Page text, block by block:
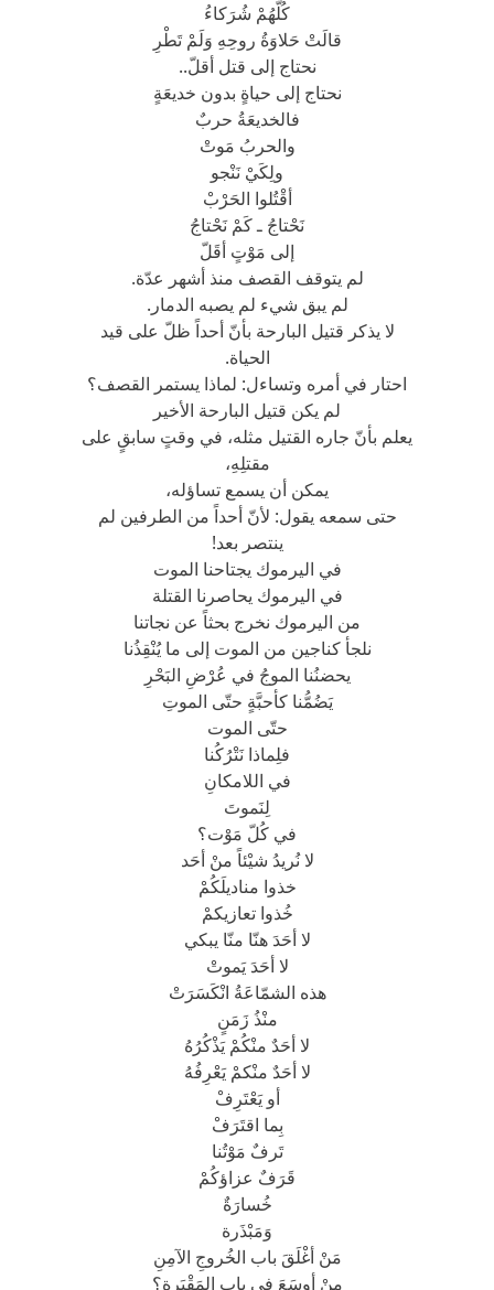
كُلُّهُمْ شُرَكاءُ
قالَتْ حَلاوَةُ روحِهِ وَلَمْ تَطْرِ
نحتاج إلى قتل أقلّ..
نحتاج إلى حياةٍ بدون خديعَةٍ
فالخديعَةُ حربٌ
والحربُ مَوتْ
ولِكَيْ نَنْجو
أقْتُلوا الحَرْبْ
نَحْتاجُ ـ كَمْ نَحْتاجُ
إلى مَوْتٍ أقَلّ
لم يتوقف القصف منذ أشهر عدّة.
لم يبق شيء لم يصبه الدمار.
لا يذكر قتيل البارحة بأنّ أحداً ظلّ على قيد
الحياة.
احتار في أمره وتساءل: لماذا يستمر القصف؟
لم يكن قتيل البارحة الأخير
يعلم بأنّ جاره القتيل مثله، في وقتٍ سابقٍ على
مقتلِهِ،
يمكن أن يسمع تساؤله،
حتى سمعه يقول: لأنّ أحداً من الطرفين لم
ينتصر بعد!
في اليرموك يجتاحنا الموت
في اليرموك يحاصرنا القتلة
من اليرموك نخرج بحثاً عن نجاتنا
نلجأ كناجين من الموت إلى ما يُنْقِذُنا
يحضنُنا الموجُ في عُرْضِ البَحْرِ
يَضُمُّنا كأحبَّةٍ حتّى الموتِ
حتّى الموت
فلِماذا نَتْرُكُنا
في اللامكانِ
لِنَموتَ
في كُلّ مَوْت؟
لا نُريدُ شيْئاً منْ أحَد
خذوا مناديلَكُمْ
خُذوا تعازيكمْ
لا أحَدَ هنّا منّا يبكي
لا أحَدَ يَموتْ
هذه الشمّاعَةُ انْكَسَرَتْ
منْذُ زَمَنٍ
لا أحَدٌ منْكُمْ يَذْكُرُهُ
لا أحَدٌ منْكمْ يَعْرِفُهُ
أو يَعْتَرِفْ
بِما اقتَرَفْ
تَرفٌ مَوْتُنا
قَرَفٌ عزاؤكُمْ
خُسارَةٌ
وَمَبْذَرة
مَنْ أغْلَقَ باب الخُروجِ الآمِنِ
منْ أوسَعَ في باب المَقْبَرة؟